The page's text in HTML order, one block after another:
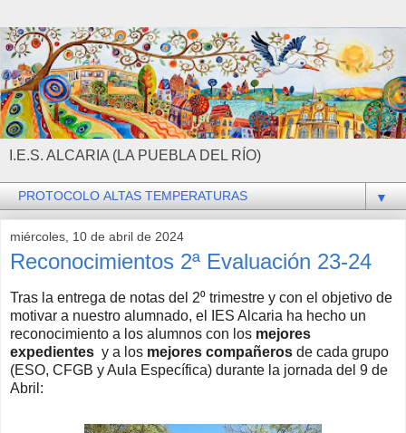
I.E.S. ALCARIA (LA PUEBLA DEL RÍO)
▼
miércoles, 10 de abril de 2024
Reconocimientos 2ª Evaluación 23-24
Tras la entrega de notas del 2⁰ trimestre y con el objetivo de
motivar a nuestro alumnado, el IES Alcaria ha hecho un
reconocimiento a los alumnos con los mejores
expedientes y a los mejores compañeros de cada grupo
(ESO, CFGB y Aula Específica) durante la jornada del 9 de
Abril: